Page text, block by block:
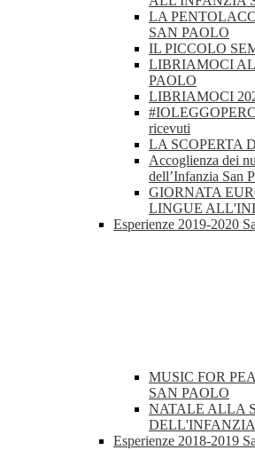
LA
SAN PAOLO
IL PICCOLO
LIBRIAMOCI
PAOLO
LIBRIAMOCI
ricevuti
LA SCOPERTA
Accoglienza dei
dell’Infanzia San
GIORNATA
LINGUE
Esperienze 2019-2020
MUSIC FOR
SAN PAOLO
NATALE ALLA
Esperienze 2018-2019